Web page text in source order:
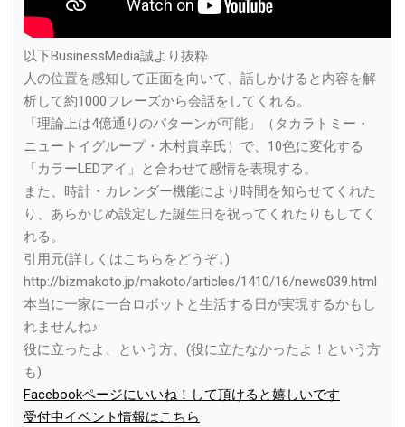
以下BusinessMedia誠より抜粋
人の位置を感知して正面を向いて、話しかけると内容を解
析して約1000フレーズから会話をしてくれる。
「理論上は4億通りのパターンが可能」（タカラトミー・
ニュートイグループ・木村貴幸氏）で、10色に変化する
「カラーLEDアイ」と合わせて感情を表現する。
また、時計・カレンダー機能により時間を知らせてくれた
り、あらかじめ設定した誕生日を祝ってくれたりもしてく
れる。
引用元(詳しくはこちらをどうぞ↓)
http://bizmakoto.jp/makoto/articles/1410/16/news039.html
本当に一家に一台ロボットと生活する日が実現するかもし
れませんね♪
役に立ったよ、という方、(役に立たなかったよ！という方
も)
Facebookページにいいね！して頂けると嬉しいです
受付中イベント情報はこちら